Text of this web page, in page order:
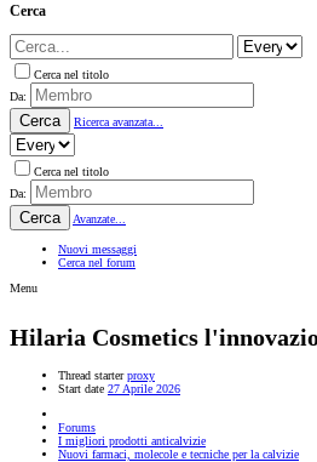
Cerca
Cerca nel titolo
Da:
Cerca Ricerca avanzata...
Cerca nel titolo
Da:
Cerca Avanzate...
Nuovi messaggi
Cerca nel forum
Menu
Hilaria Cosmetics
Thread starter proxy
Start date 27 Aprile 2026
Forums
I migliori prodotti anticalvizie
Nuovi farmaci, molecole e tecniche per la calvizie